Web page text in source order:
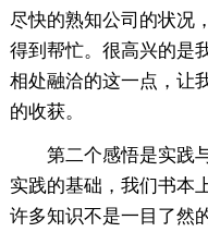
尽快的熟知公司的状况
得到帮忙。很高兴的是
相处融洽的这一点，让
的收获。
第二个感悟是实践
实践的基础，我们书本
许多知识不是一目了然